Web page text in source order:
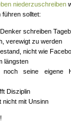
niederzuschreiben
führen solltet:
schreiben
verewigt zu werden
nicht wie
längsten
seine eigene
Disziplin
nicht mit Unsinn